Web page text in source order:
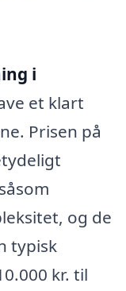
i
et klart
Prisen på
og de
typisk
kr. til